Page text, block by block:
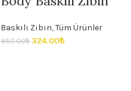
Baskılı Zıbın,Tüm Ürünler
450.00₺ 324.00₺